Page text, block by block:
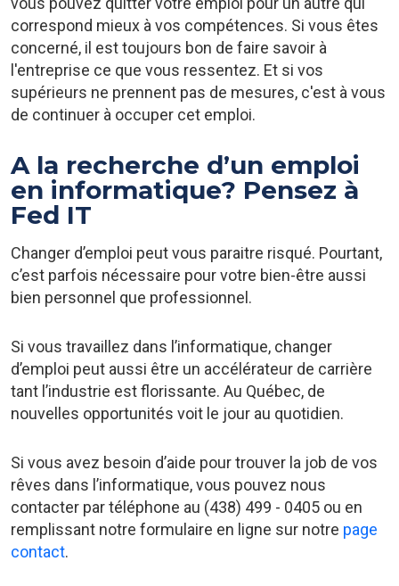
correspond mieux à vos compétences. Si vous êtes
concerné, il est toujours bon de faire savoir à
l'entreprise ce que vous ressentez. Et si vos
supérieurs ne prennent pas de mesures, c'est à vous
de continuer à occuper cet emploi.
A la recherche d’un emploi
en informatique? Pensez à
Fed IT
Changer d’emploi peut vous paraitre risqué. Pourtant,
c’est parfois nécessaire pour votre bien-être aussi
bien personnel que professionnel.
Si vous travaillez dans l’informatique, changer
d’emploi peut aussi être un accélérateur de carrière
tant l’industrie est florissante. Au Québec, de
nouvelles opportunités voit le jour au quotidien.
Si vous avez besoin d’aide pour trouver la job de vos
rêves dans l’informatique, vous pouvez nous
contacter par téléphone au (438) 499 - 0405 ou en
remplissant notre formulaire en ligne sur notre page
contact.